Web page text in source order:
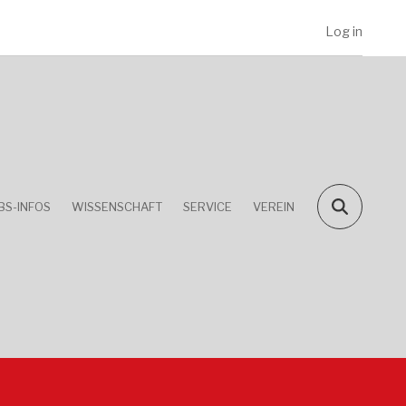
Log in
INFOS WISSENSCHAFT SERVICE VEREIN